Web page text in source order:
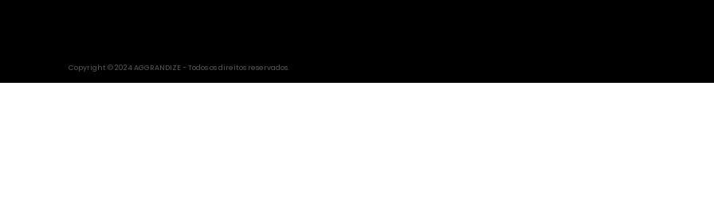
Copyright © 2024 AGGRANDIZE - Todos os direitos reservados.